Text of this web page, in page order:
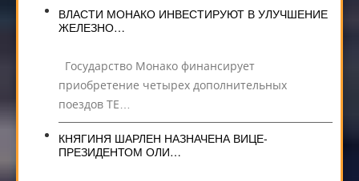
ВЛАСТИ МОНАКО ИНВЕСТИРУЮТ В УЛУЧШЕНИЕ
ЖЕЛЕЗНО…
Государство Монако финансирует
приобретение четырех дополнительных
поездов TE…
КНЯГИНЯ ШАРЛЕН НАЗНАЧЕНА ВИЦЕ-
ПРЕЗИДЕНТОМ ОЛИ…